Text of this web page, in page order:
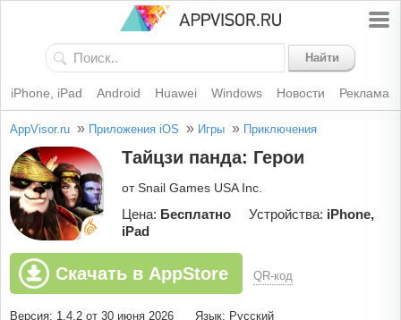
Найти
iPhone, iPad Android Huawei Windows Новости Реклама
AppVisor.ru » Приложения iOS » Игры » Приключения
Тайцзи панда: Герои
от Snail Games USA Inc.
Цена: Бесплатно Устройства: iPhone,
iPad
Скачать в AppStore QR-код
Версия: 1.4.2 от 30 июня 2026
Язык: Русский